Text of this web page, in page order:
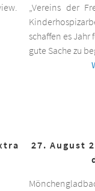
„Vereins der
schaffen es Jahr
gute Sache zu
27. August